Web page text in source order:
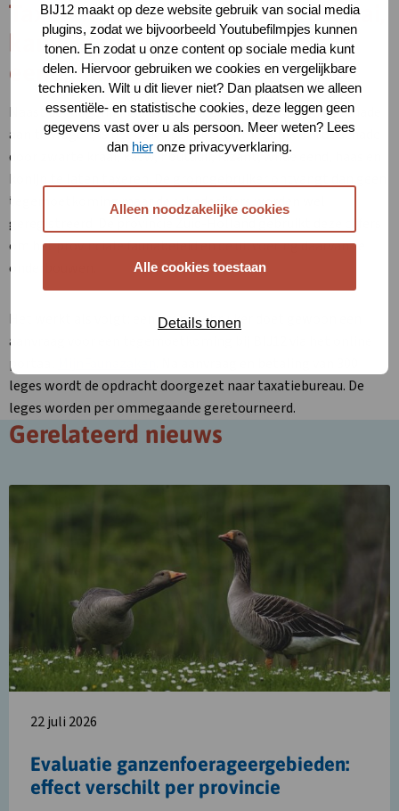
BIJ12 maakt op deze website gebruik van social media
plugins, zodat we bijvoorbeeld Youtubefilmpjes kunnen
tonen. En zodat u onze content op sociale media kunt
delen. Hiervoor gebruiken we cookies en vergelijkbare
technieken. Wilt u dit liever niet? Dan plaatsen we alleen
essentiële- en statistische cookies, deze leggen geen
gegevens vast over u als persoon. Meer weten? Lees
dan hier onze privacyverklaring.
Alleen noodzakelijke cookies
Alle cookies toestaan
Details tonen
Taxeren schade door zwarte kraai,
kauw, houtduif, fazant, wilde
eend, haas en konijn
Naast de mogelijkheid om een tegemoetkoming in de schade
aan te vragen, is het ook – per direct – mogelijk om de schade
door zwarte kraai, kauw, houtduif, fazant, wilde eend, haas en
konijn te laten taxeren. De grondgebruiker ontvangt dan geen
tegemoetkoming maar de schadecijfers worden wel
geregistreerd. De provincie Zuid-Holland gebruikt deze cijfers
om het provinciale faunabeleid en de uitvoering daarvan te
onderbouwen.
Het werkt als volgt: een grondgebruiker doet gewoon een
aanvraag voor een tegemoetkoming bij BIJ12 via het online
portaal
leges wordt de opdracht doorgezet naar taxatiebureau. De
leges worden per ommegaande geretourneerd.
Gerelateerd nieuws
Evaluatie ganzenfoerageergebieden:
effect verschilt per provincie
22 juli 2026
ganzenfoerageergebieden:
per
provincie